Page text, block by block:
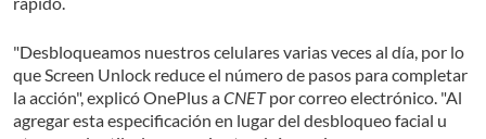
"Desbloqueamos nuestros celulares varias veces al día, por lo
que Screen Unlock reduce el número de pasos para completar
la acción", explicó OnePlus aCNETpor correo electrónico. "Al
agregar esta especificación en lugar del desbloqueo facial u